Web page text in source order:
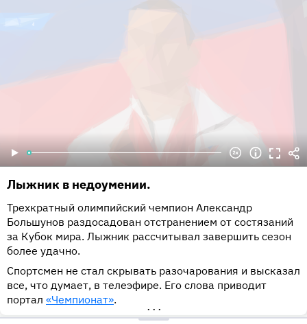
Лыжник в недоумении.
Трехкратный олимпийский чемпион Александр
Большунов раздосадован отстранением от состязаний
за Кубок мира. Лыжник рассчитывал завершить сезон
более удачно.
Спортсмен не стал скрывать разочарования и высказал
все, что думает, в телеэфире. Его слова приводит
портал «Чемпионат».
•••